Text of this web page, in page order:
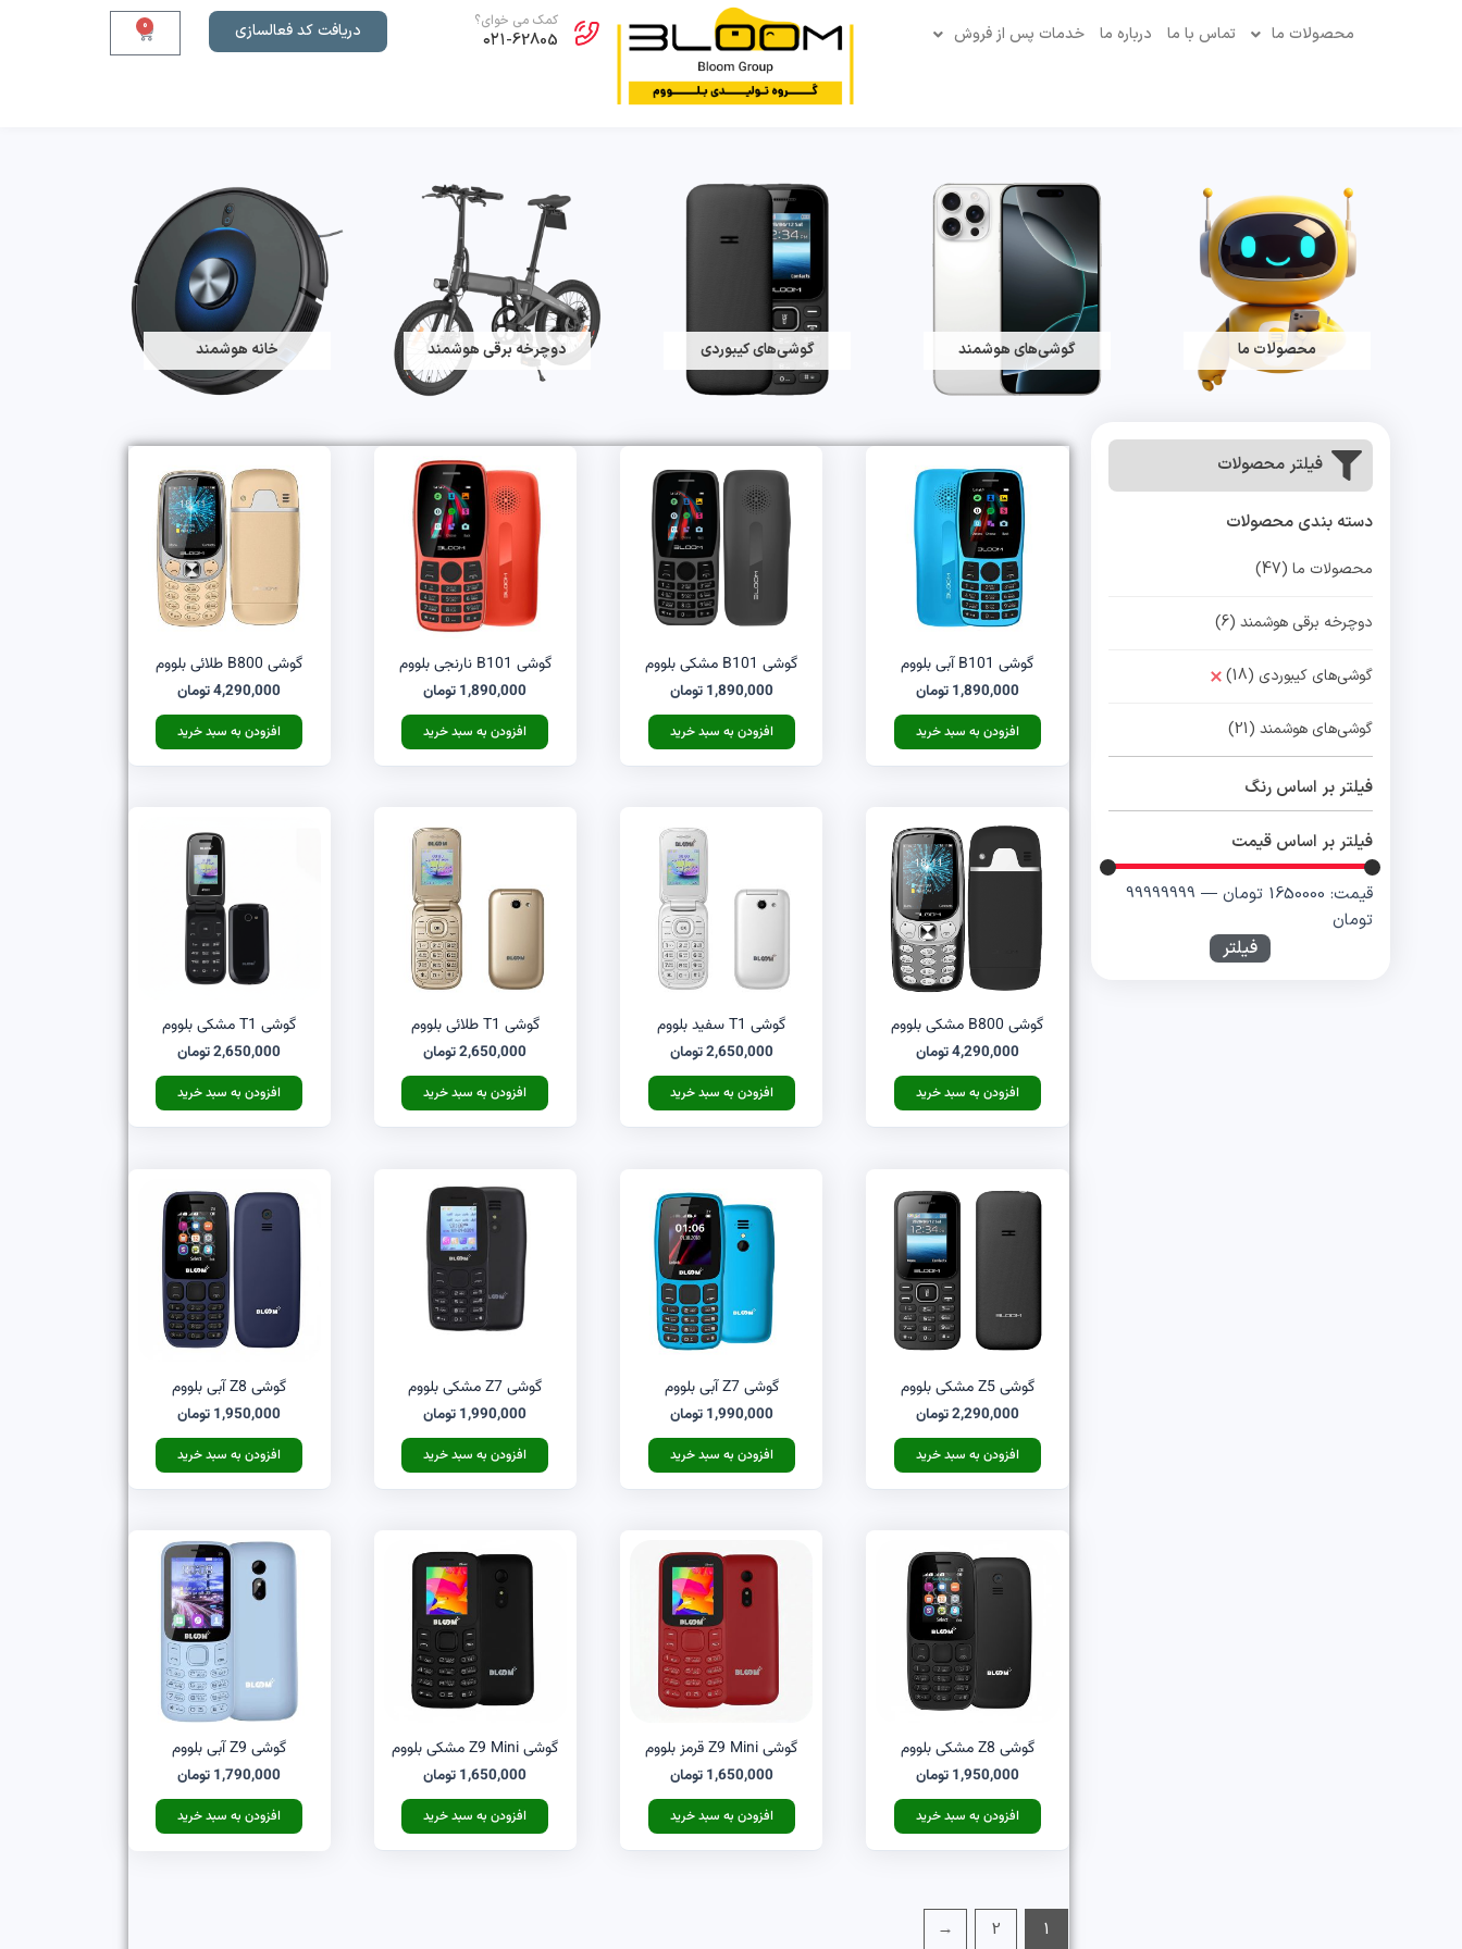
محصولات ما تماس با ما درباره ما خدمات پس از فروش
کمک می خوای؟
۰۲۱-62805 دریافت کد فعالسازی 0
محصولات ما گوشی‌های هوشمند گوشی‌های کیبوردی دوچرخه برقی هوشمند خانه هوشمند
فیلتر محصولات
دسته بندی محصولات
محصولات ما (47)
دوچرخه برقی هوشمند (6)
گوشی‌های کیبوردی (18)
گوشی‌های هوشمند (21)
فیلتر بر اساس رنگ
فیلتر بر اساس قیمت
فیلتر
قیمت: 1650000 تومان —
99999999
تومان
گوشی B101 آبی بلووم
1,890,000تومان
افزودن به سبد خرید
گوشی B101 مشکی بلووم
1,890,000 تومان
افزودن به سبد خرید
گوشی B101 نارنجی بلووم
1,890,000تومان
افزودن به سبد خرید
گوشی B800 طلائی بلووم
4,290,000تومان
افزودن به سبد خرید
گوشی B800 مشکی بلووم
4,290,000تومان
افزودن به سبد خرید
گوشی T1 سفید بلووم
2,650,000تومان
افزودن به سبد خرید
گوشی T1 طلائی بلووم
2,650,000تومان
افزودن به سبد خرید
گوشی T1 مشکی بلووم
2,650,000تومان
افزودن به سبد خرید
گوشی Z5 مشکی بلووم
2,290,000تومان
افزودن به سبد خرید
گوشی Z7 آبی بلووم
1,990,000 تومان
افزودن به سبد خرید
گوشی Z7 مشکی بلووم
1,990,000تومان
افزودن به سبد خرید
گوشی Z8 آبی بلووم
1,950,000تومان
افزودن به سبد خرید
گوشی Z8 مشکی بلووم
1,950,000تومان
افزودن به سبد خرید
گوشی Z9 Mini قرمز بلووم
1,650,000 تومان
افزودن به سبد خرید
گوشی Z9 Mini مشکی بلووم
1,650,000تومان
افزودن به سبد خرید
گوشی Z9 آبی بلووم
1,790,000تومان
افزودن به سبد خرید
1
2
←